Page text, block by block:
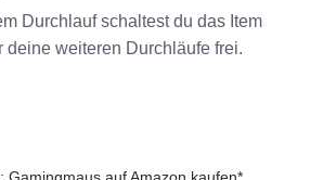
Durchlauf schaltest du das Item
deine weiteren Durchläufe frei.